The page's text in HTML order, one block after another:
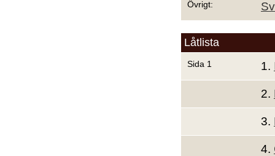
Övrigt:
Låtlista
Sida 1 1.
2.
3.
4.